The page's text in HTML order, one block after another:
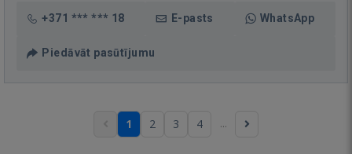
+371 *** *** 18 E-pasts WhatsApp
Piedāvāt pasūtījumu
1 2 3 4 ...